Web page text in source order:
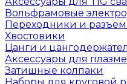
Вольфрамовые
Переходники и
Хвостовики
Цанги и
Аксессуары для
Затишные колпаки